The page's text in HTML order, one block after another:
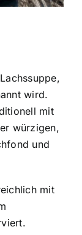
wird.
mit
würzigen,
und
mit